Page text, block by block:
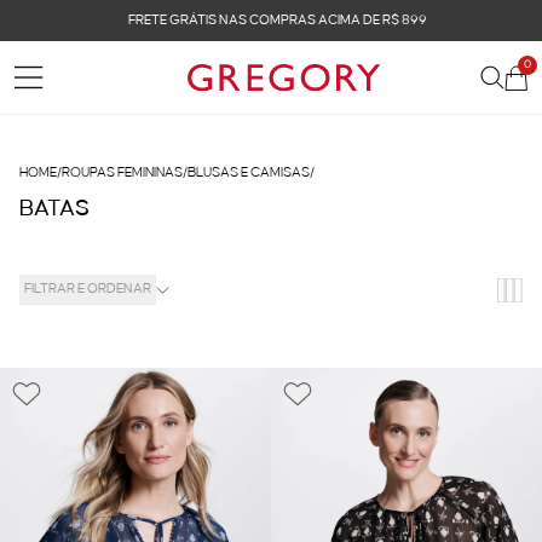
FRETE GRÁTIS NAS COMPRAS ACIMA DE R$ 899
0
HOME/ROUPAS FEMININAS/BLUSAS E CAMISAS/
BATAS
FILTRAR E ORDENAR